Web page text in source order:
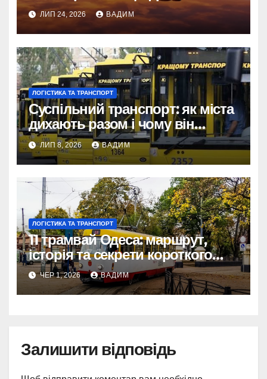
ЛИП 24, 2026 ВАДИМ
ЛОГІСТИКА ТА ТРАНСПОРТ
Суспільний транспорт: як міста
дихають разом і чому він
змінює наше життя
ЛИП 8, 2026 ВАДИМ
ЛОГІСТИКА ТА ТРАНСПОРТ
11 трамвай Одеса: маршрут,
історія та секрети короткого
шляху крізь Молдаванку
ЧЕР 1, 2026 ВАДИМ
Залишити відповідь